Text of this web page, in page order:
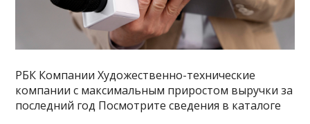
РБК Компании Художественно-технические
компании с максимальным приростом выручки за
последний год Посмотрите сведения в каталоге